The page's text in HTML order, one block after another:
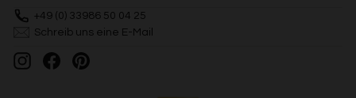
+49 (0) 33986 50 04 25
Schreib uns eine E-Mail
InstagramFacebookPinterest